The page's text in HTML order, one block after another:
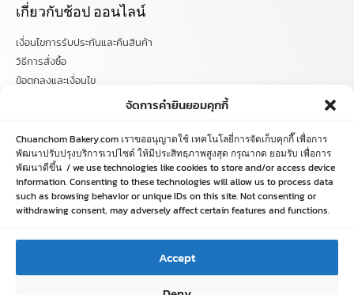
จัดการคำยินยอมคุกกี้
Chuanchom Bakery.com เราขออนุญาตใช้ เทคโนโลยี่การจัดเก็บคุกกี๊ เพื่อการ
พัฒนาปรับปรุงบริการเวปไซด์ ให้มีประสิทธฺภาพสูงสุด กรุณากด ยอมรับ เพื่อการ
พัฒนาดีขึ้น / we use technologies like cookies to store and/or access device
information. Consenting to these technologies will allow us to process data
such as browsing behavior or unique IDs on this site. Not consenting or
withdrawing consent, may adversely affect certain features and functions.
Accept
เกี่ยวกับช้อป ออนไลน์
เงื่อนไขการรับประกันและคืนสินค้า
วิธีการสั่งซื้อ
ข้อตกลงและเงื่อนไข
ติดตามข่าวสารได้ที่
chuanchombakery
chuanchombakery
www.chuanchombakery.com
โทร. 065-526-2325, 02 519 8212